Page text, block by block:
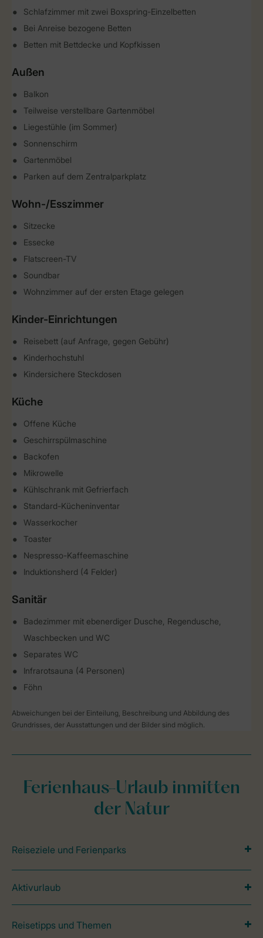
Schlafzimmer mit zwei Boxspring-Einzelbetten
Bei Anreise bezogene Betten
Betten mit Bettdecke und Kopfkissen
Außen
Balkon
Teilweise verstellbare Gartenmöbel
Liegestühle (im Sommer)
Sonnenschirm
Gartenmöbel
Parken auf dem Zentralparkplatz
Wohn-/Esszimmer
Sitzecke
Essecke
Flatscreen-TV
Soundbar
Wohnzimmer auf der ersten Etage gelegen
Kinder-Einrichtungen
Reisebett (auf Anfrage, gegen Gebühr)
Kinderhochstuhl
Kindersichere Steckdosen
Küche
Offene Küche
Geschirrspülmaschine
Backofen
Mikrowelle
Kühlschrank mit Gefrierfach
Standard-Kücheninventar
Wasserkocher
Toaster
Nespresso-Kaffeemaschine
Induktionsherd (4 Felder)
Sanitär
Badezimmer mit ebenerdiger Dusche, Regendusche,
Waschbecken und WC
Separates WC
Infrarotsauna (4 Personen)
Föhn
Abweichungen bei der Einteilung, Beschreibung und Abbildung des
Grundrisses, der Ausstattungen und der Bilder sind möglich.
Ferienhaus-Urlaub inmitten
der Natur
Reiseziele und Ferienparks
Aktivurlaub
Reisetipps und Themen